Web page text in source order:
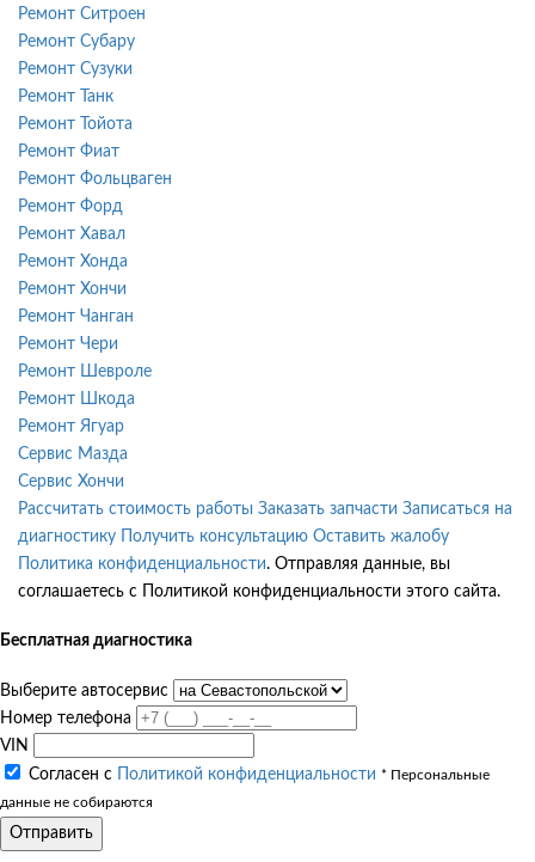
Ремонт Ситроен
Ремонт Субару
Ремонт Сузуки
Ремонт Танк
Ремонт Тойота
Ремонт Фиат
Ремонт Фольцваген
Ремонт Форд
Ремонт Хавал
Ремонт Хонда
Ремонт Хончи
Ремонт Чанган
Ремонт Чери
Ремонт Шевроле
Ремонт Шкода
Ремонт Ягуар
Сервис Мазда
Сервис Хончи
Рассчитать стоимость работы Заказать запчасти Записаться на
диагностику
Получить консультацию Оставить жалобу
Политика конфиденциальности. Отправляя данные, вы
соглашаетесь с Политикой конфиденциальности этого сайта.
Бесплатная диагностика
Выберите автосервис
Номер телефона
VIN
Согласен с
Политикой конфиденциальности * Персональные
данные не собираются
Отправить